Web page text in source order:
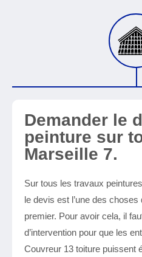
Demander le
peinture sur
Marseille 7.
Sur tous les travaux
le devis est l’une des
premier. Pour avoir cela, il
d’intervention pour que les
Couvreur 13 toiture puissent